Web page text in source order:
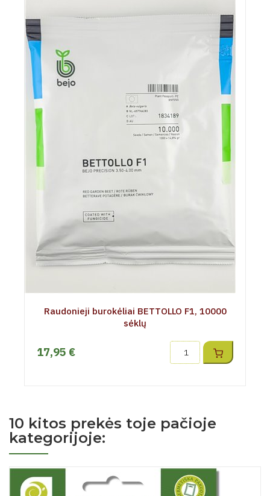
Raudonieji burokėliai BETTOLLO F1, 10000
sėklų
17,95 €
10 kitos prekės toje pačioje
kategorijoje: